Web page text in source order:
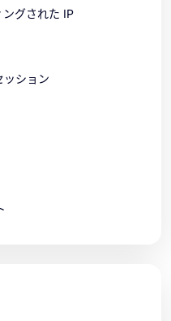
グされた IP
ッション